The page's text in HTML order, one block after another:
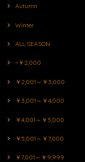
Autumn
Winter
ALL SEASON
~￥2,000
￥2,001～￥3,000
￥3,001～￥4,000
￥4,001～￥5,000
￥5,001～￥7,000
￥7,001～￥9,999